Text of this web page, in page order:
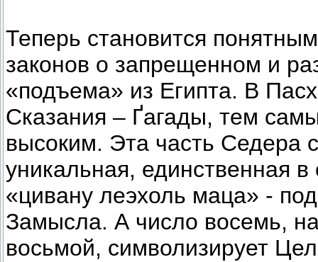
Теперь становится
законов о запрещенном и
«подъема» из Египта. В
Сказания – Ґагады, тем
высоким. Эта часть Седера
уникальная, единственная
«цивану леэхоль маца» -
Замысла. А число восемь,
восьмой, символизирует